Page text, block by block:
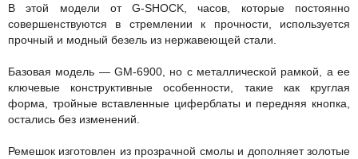
В этой модели от G-SHOCK, часов, которые постоянно
совершенствуются в стремлении к прочности, используется
прочный и модный безель из нержавеющей стали.
Базовая модель — GM-6900, но с металлической рамкой, а ее
ключевые конструктивные особенности, такие как круглая
форма, тройные вставленные циферблаты и передняя кнопка,
остались без изменений.
Ремешок изготовлен из прозрачной смолы и дополняет золотые